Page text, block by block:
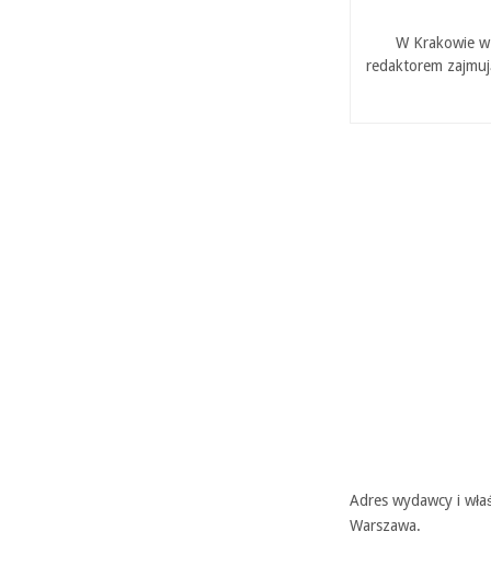
W Krakowie
redaktorem
Adres wydawcy i
Warszawa.